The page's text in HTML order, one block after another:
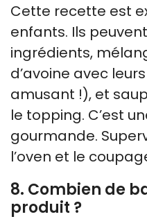
Cette recette est
enfants. Ils
ingrédients,
d’avoine avec
amusant !), et
le topping. C’est
gourmande.
l’oven et le
8. Combien de
produit ?